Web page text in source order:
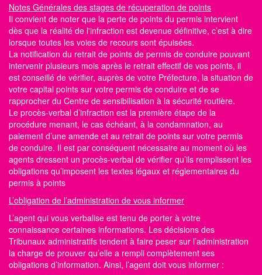
Notes Générales des stages de récuperation de points
Il convient de noter que la perte de points du permis intervient
dès que la réalité de l'infraction est devenue définitive, c’est à dire
lorsque toutes les voies de recours sont épuisées.
La notification du retrait de points de permis de conduire pouvant
intervenir plusieurs mois après le retrait effectif de vos points, il
est conseillé de vérifier, auprès de votre Préfecture, la situation de
votre capital points sur votre permis de conduire et de se
rapprocher du Centre de sensibilisation à la sécurité routière.
Le procès-verbal d’infraction est la première étape de la
procédure menant, le cas échéant, à la condamnation, au
paiement d’une amende et au retrait de points sur votre permis
de conduire. Il est par conséquent nécessaire au moment où les
agents dressent un procès-verbal de vérifier qu’ils remplissent les
obligations qu’imposent les textes légaux et réglementaires du
permis à points
L’obligation de l’administration de vous informer
L’agent qui vous verbalise est tenu de porter à votre
connaissance certaines informations. Les décisions des
Tribunaux administratifs tendent à faire peser sur l’administration
la charge de prouver qu’elle a rempli complètement ses
obligations d’information. Ainsi, l’agent doit vous informer :